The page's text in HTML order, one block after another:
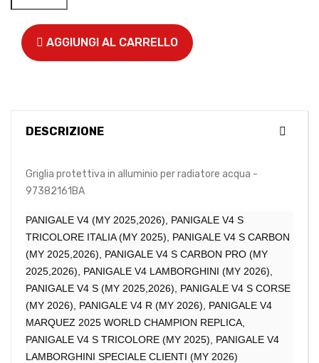
AGGIUNGI AL CARRELLO
DESCRIZIONE
Griglia protettiva in alluminio per radiatore acqua -
97382161BA
PANIGALE V4 (MY 2025,2026), PANIGALE V4 S
TRICOLORE ITALIA (MY 2025), PANIGALE V4 S CARBON
(MY 2025,2026), PANIGALE V4 S CARBON PRO (MY
2025,2026), PANIGALE V4 LAMBORGHINI (MY 2026),
PANIGALE V4 S (MY 2025,2026), PANIGALE V4 S CORSE
(MY 2026), PANIGALE V4 R (MY 2026), PANIGALE V4
MARQUEZ 2025 WORLD CHAMPION REPLICA,
PANIGALE V4 S TRICOLORE (MY 2025), PANIGALE V4
LAMBORGHINI SPECIALE CLIENTI (MY 2026)